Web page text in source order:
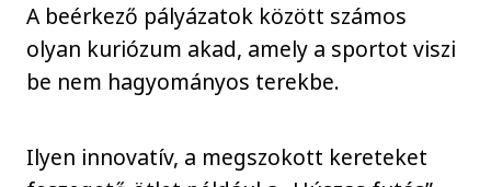
A beérkező pályázatok között számos
olyan kuriózum akad, amely a sportot viszi
be nem hagyományos terekbe.
Ilyen innovatív, a megszokott kereteket